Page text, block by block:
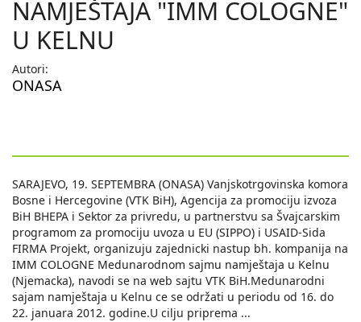
NAMJEŠTAJA "IMM COLOGNE"
U KELNU
Autori:
ONASA
SARAJEVO, 19. SEPTEMBRA (ONASA) Vanjskotrgovinska komora
Bosne i Hercegovine (VTK BiH), Agencija za promociju izvoza
BiH BHEPA i Sektor za privredu, u partnerstvu sa Švajcarskim
programom za promociju uvoza u EU (SIPPO) i USAID-Sida
FIRMA Projekt, organizuju zajednicki nastup bh. kompanija na
IMM COLOGNE Medunarodnom sajmu namještaja u Kelnu
(Njemacka), navodi se na web sajtu VTK BiH.Medunarodni
sajam namještaja u Kelnu ce se održati u periodu od 16. do
22. januara 2012. godine.U cilju priprema ...